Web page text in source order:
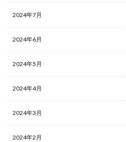
2024年7月
2024年6月
2024年5月
2024年4月
2024年3月
2024年2月